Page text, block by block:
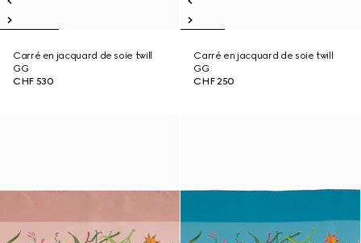
Carré en jacquard de soie twill
GG
CHF 530
Carré en jacquard de soie twill
GG
CHF 250